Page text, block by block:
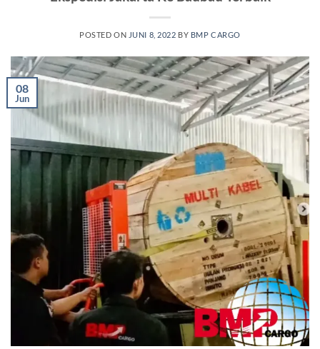
POSTED ON JUNI 8, 2022 BY BMP CARGO
08
Jun